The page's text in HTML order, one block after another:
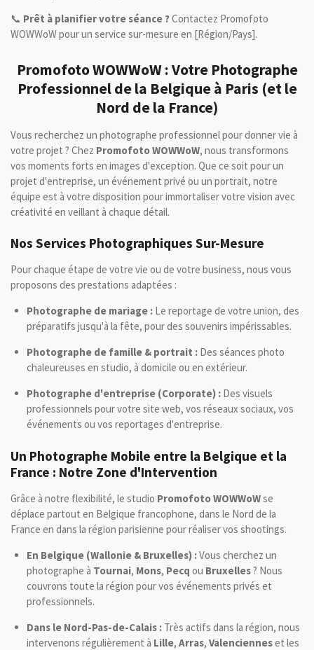
📞 Prêt à planifier votre séance ?Contactez Promofoto
WOWWoW pour un service sur-mesure en [Région/Pays].
Promofoto WOWWoW : Votre Photographe
Professionnel de la Belgique à Paris (et le
Nord de la France)
Vous recherchez un photographe professionnel pour donner vie à
votre projet ? Chez Promofoto WOWWoW, nous transformons
vos moments forts en images d'exception. Que ce soit pour un
projet d'entreprise, un événement privé ou un portrait, notre
équipe est à votre disposition pour immortaliser votre vision avec
créativité en veillant à chaque détail.
Nos Services Photographiques Sur-Mesure
Pour chaque étape de votre vie ou de votre business, nous vous
proposons des prestations adaptées :
Photographe de mariage :Le reportage de votre union, des
préparatifs jusqu'à la fête, pour des souvenirs impérissables.
Photographe de famille & portrait :Des séances photo
chaleureuses en studio, à domicile ou en extérieur.
Photographe d'entreprise (Corporate) :Des visuels
professionnels pour votre site web, vos réseaux sociaux, vos
événements ou vos reportages d'entreprise.
Un Photographe Mobile entre la Belgique et la
France : Notre Zone d'Intervention
Grâce à notre flexibilité, le studio Promofoto WOWWoWse
déplace partout en Belgique francophone, dans le Nord de la
France en dans la région parisienne pour réaliser vos shootings.
En Belgique (Wallonie & Bruxelles) :Vous cherchez un
photographe à Tournai, Mons, Pecq ou Bruxelles? Nous
couvrons toute la région pour vos événements privés et
professionnels.
Dans le Nord-Pas-de-Calais :Très actifs dans la région, nous
intervenons régulièrement à Lille, Arras, Valencienneset les